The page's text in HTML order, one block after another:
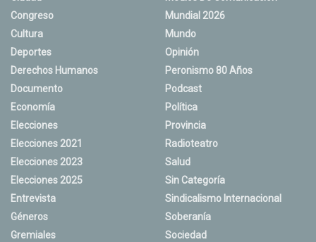
Congreso
Cultura
Deportes
Derechos Humanos
Documento
Economía
Elecciones
Elecciones 2021
Elecciones 2023
Elecciones 2025
Entrevista
Géneros
Gremiales
Mundial 2026
Mundo
Opinión
Peronismo 80 Años
Podcast
Política
Provincia
Radioteatro
Salud
Sin Categoría
Sindicalismo Internacional
Soberanía
Sociedad